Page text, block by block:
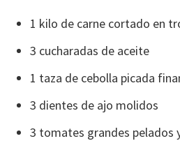
1 kilo de carne cortado en
3 cucharadas de aceite
1 taza de cebolla picada
3 dientes de ajo molidos
3 tomates grandes pelados